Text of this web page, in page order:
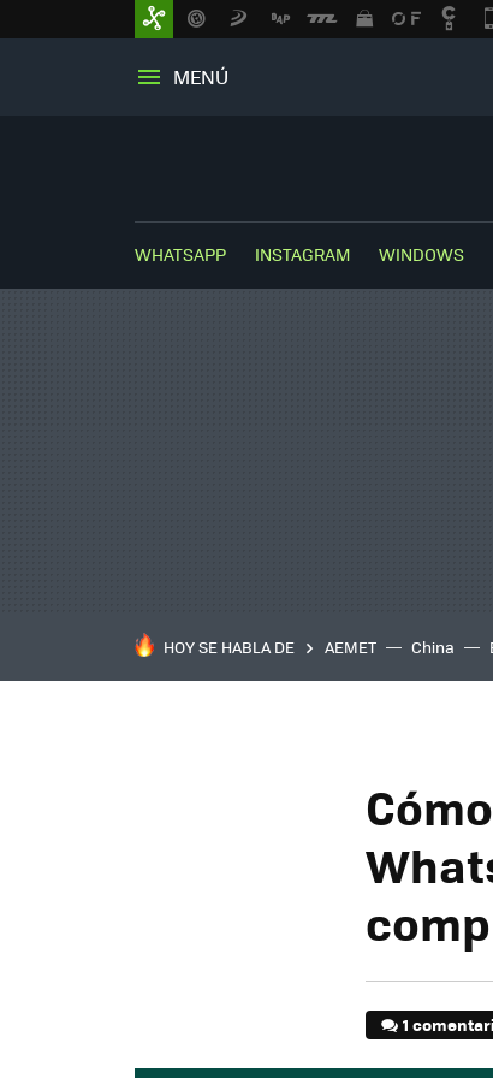
MENÚ
WHATSAPP INSTAGRAM WINDOWS
HOY SE HABLA DE AEMET China
1